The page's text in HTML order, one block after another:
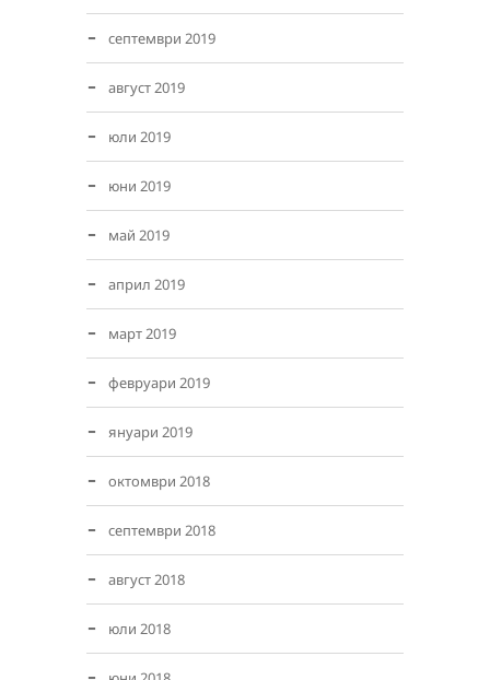
септември 2019
август 2019
юли 2019
юни 2019
май 2019
април 2019
март 2019
февруари 2019
януари 2019
октомври 2018
септември 2018
август 2018
юли 2018